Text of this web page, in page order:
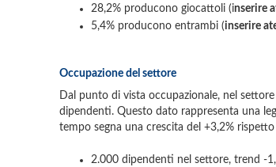
28,2% producono giocattoli (inserire
5,4% producono entrambi (inserire
Occupazione del settore
Dal punto di vista occupazionale, nel
dipendenti. Questo dato rappresenta una
tempo segna una crescita del +3,2%
2.000 dipendenti nel settore, trend -